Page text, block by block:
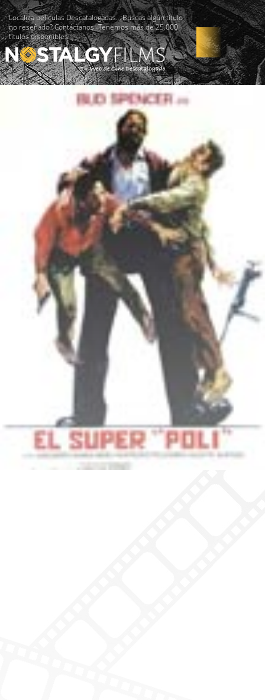
Localiza películas Descatalogadas. ¿Buscas algún título
no reseñado? Contáctanos -Tenemos más de 25.000
títulos disponibles!